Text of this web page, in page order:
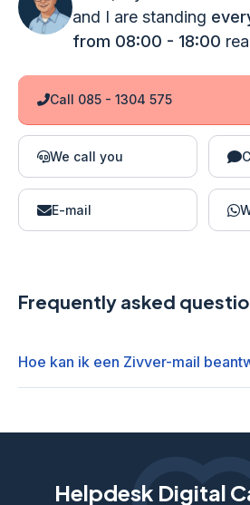
and I are standing
from 08:00 - 18:00
Call 085 - 1304 575
We call you
E-mail
Frequently asked
Hoe kan ik een Zivver-mail
Helpdesk Digital